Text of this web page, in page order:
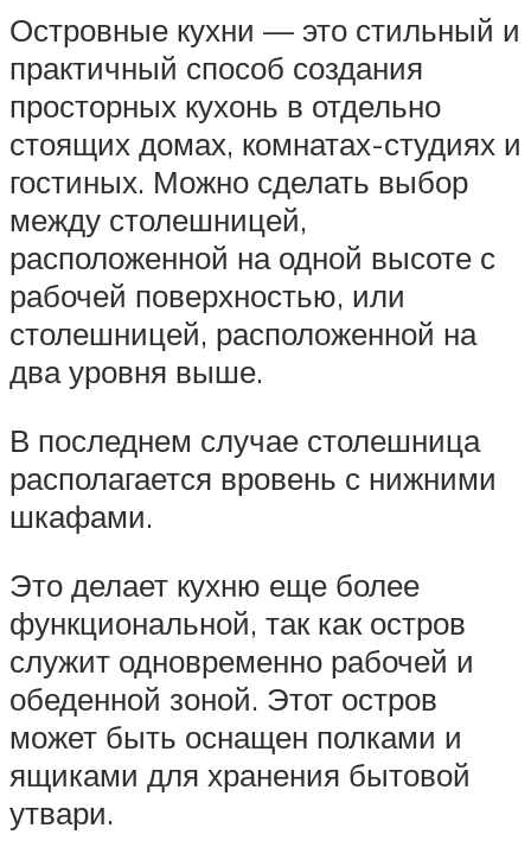
Островные кухни — это стильный и
практичный способ создания
просторных кухонь в отдельно
стоящих домах, комнатах-студиях и
гостиных. Можно сделать выбор
между столешницей,
расположенной на одной высоте с
рабочей поверхностью, или
столешницей, расположенной на
два уровня выше.
В последнем случае столешница
располагается вровень с нижними
шкафами.
Это делает кухню еще более
функциональной, так как остров
служит одновременно рабочей и
обеденной зоной. Этот остров
может быть оснащен полками и
ящиками для хранения бытовой
утвари.